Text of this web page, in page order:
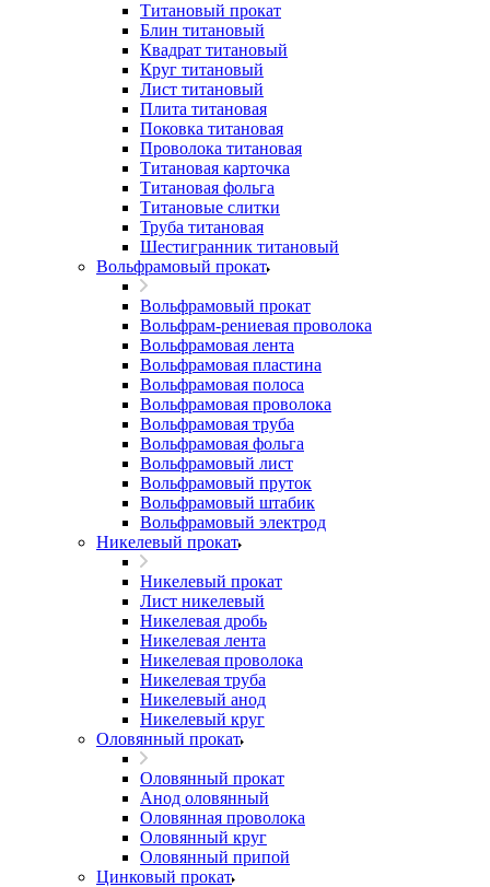
Титановый прокат
Блин титановый
Квадрат титановый
Круг титановый
Лист титановый
Плита титановая
Поковка титановая
Проволока титановая
Титановая карточка
Титановая фольга
Титановые слитки
Труба титановая
Шестигранник титановый
Вольфрамовый прокат
Вольфрамовый прокат
Вольфрам-рениевая проволока
Вольфрамовая лента
Вольфрамовая пластина
Вольфрамовая полоса
Вольфрамовая проволока
Вольфрамовая труба
Вольфрамовая фольга
Вольфрамовый лист
Вольфрамовый пруток
Вольфрамовый штабик
Вольфрамовый электрод
Никелевый прокат
Никелевый прокат
Лист никелевый
Никелевая дробь
Никелевая лента
Никелевая проволока
Никелевая труба
Никелевый анод
Никелевый круг
Оловянный прокат
Оловянный прокат
Анод оловянный
Оловянная проволока
Оловянный круг
Оловянный припой
Цинковый прокат